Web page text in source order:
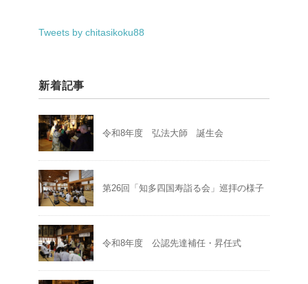
Tweets by chitasikoku88
新着記事
令和8年度 弘法大師 誕生会
第26回「知多四国寿詣る会」巡拝の様子
令和8年度 公認先達補任・昇任式